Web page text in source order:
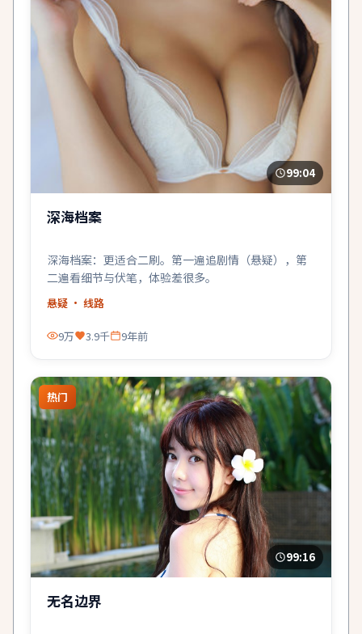
99:04
深海档案
深海档案：更适合二刷。第一遍追剧情（悬疑），第
二遍看细节与伏笔，体验差很多。
悬疑 · 线路
9万 3.9千 9年前
热门
99:16
无名边界